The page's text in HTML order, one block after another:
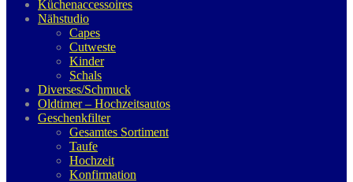
Küchenaccessoires
Nähstudio
Capes
Cutweste
Kinder
Schals
Diverses/Schmuck
Oldtimer – Hochzeitsautos
Geschenkfilter
Gesamtes Sortiment
Taufe
Hochzeit
Konfirmation